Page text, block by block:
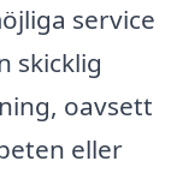
service
skicklig
oavsett
eller